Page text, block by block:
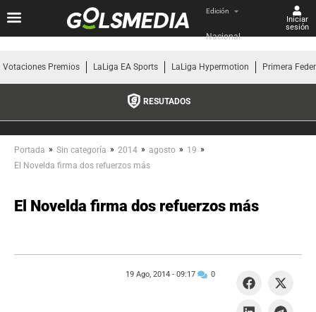
Edición
Nacional
Iniciar
sesión
Votaciones Premios LaLiga EA Sports LaLiga Hypermotion Primera
RESUTADOS
Portada » Sin categoría » 2014 » agosto » 19 »
El Novelda firma dos refuerzos más
El Novelda firma dos refuerzos más
19 Ago, 2014 - 09:17 0